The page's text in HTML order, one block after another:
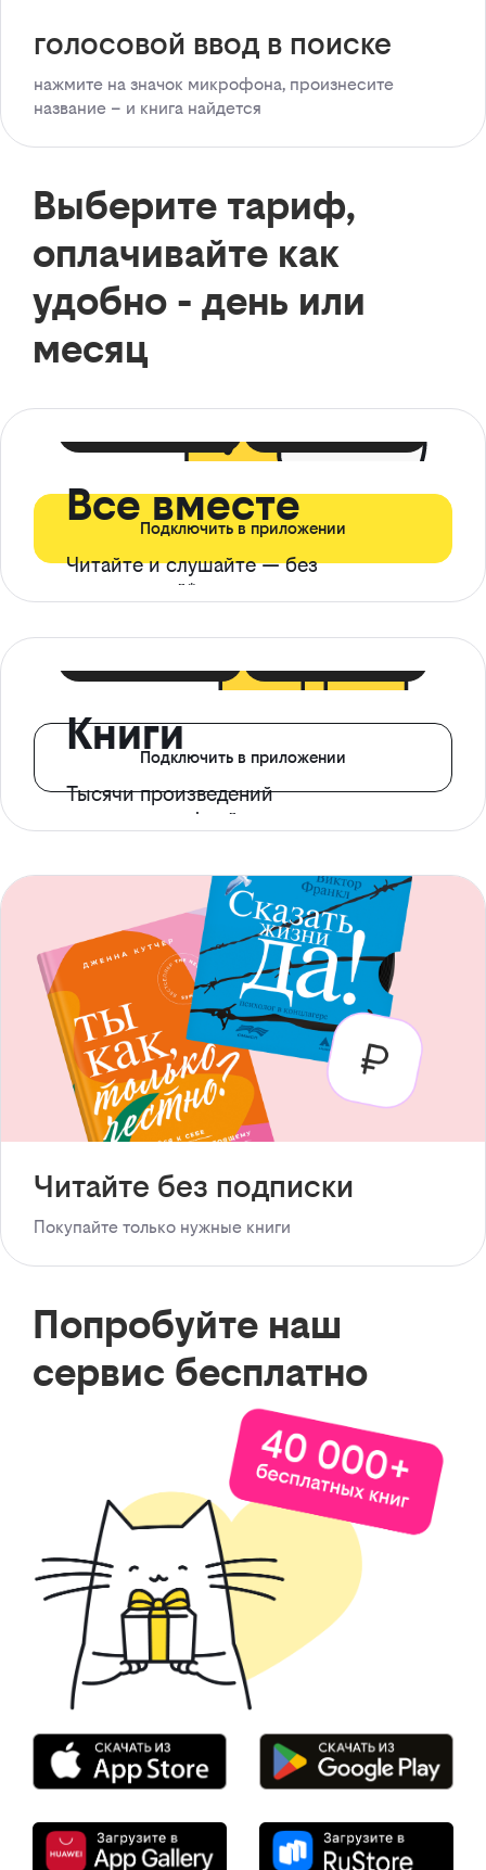
голосовой ввод в поиске
нажмите на значок микрофона, произнесите
название – и книга найдется
Выберите тариф,
оплачивайте как
удобно - день или
месяц
Все вместе
Читайте и слушайте — без
ограничений*
Подключить в приложении
Книги
Тысячи произведений
с доступом офлайн
Подключить в приложении
Читайте без подписки
Покупайте только нужные книги
Попробуйте наш
сервис бесплатно